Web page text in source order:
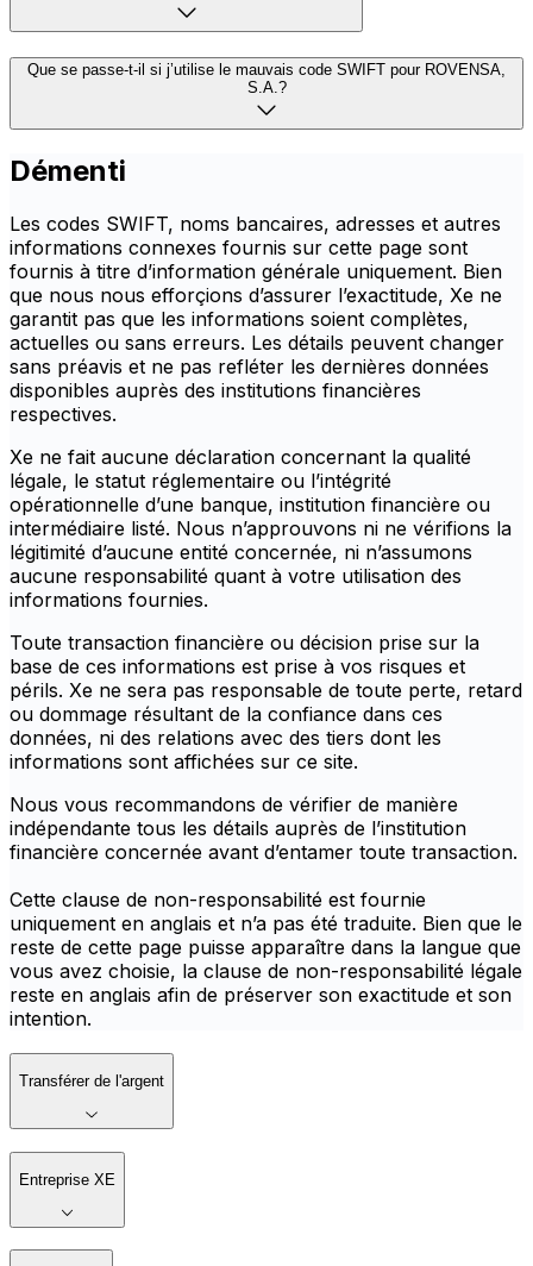
Que se passe-t-il si j’utilise le mauvais code SWIFT pour ROVENSA,
S.A.?
Démenti
Les codes SWIFT, noms bancaires, adresses et autres
informations connexes fournis sur cette page sont
fournis à titre d’information générale uniquement. Bien
que nous nous efforçions d’assurer l’exactitude, Xe ne
garantit pas que les informations soient complètes,
actuelles ou sans erreurs. Les détails peuvent changer
sans préavis et ne pas refléter les dernières données
disponibles auprès des institutions financières
respectives.
Xe ne fait aucune déclaration concernant la qualité
légale, le statut réglementaire ou l’intégrité
opérationnelle d’une banque, institution financière ou
intermédiaire listé. Nous n’approuvons ni ne vérifions la
légitimité d’aucune entité concernée, ni n’assumons
aucune responsabilité quant à votre utilisation des
informations fournies.
Toute transaction financière ou décision prise sur la
base de ces informations est prise à vos risques et
périls. Xe ne sera pas responsable de toute perte, retard
ou dommage résultant de la confiance dans ces
données, ni des relations avec des tiers dont les
informations sont affichées sur ce site.
Nous vous recommandons de vérifier de manière
indépendante tous les détails auprès de l’institution
financière concernée avant d’entamer toute transaction.
Cette clause de non-responsabilité est fournie
uniquement en anglais et n’a pas été traduite. Bien que le
reste de cette page puisse apparaître dans la langue que
vous avez choisie, la clause de non-responsabilité légale
reste en anglais afin de préserver son exactitude et son
intention.
Transférer de l'argent
Entreprise XE